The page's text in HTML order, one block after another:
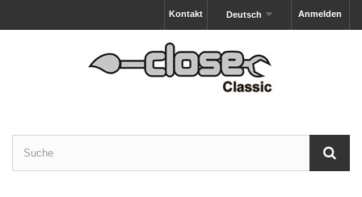
Anmelden
Deutsch
Kontakt